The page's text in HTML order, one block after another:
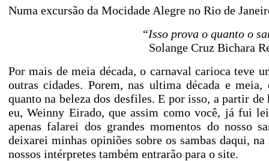
Numa excursão da Mocidade Alegre no Rio de
“Isso prova o quanto o
Solange Cruz Bichara
Por mais de meia década, o carnaval carioca teve
outras cidades. Porem, nas ultima década e
quanto na beleza dos desfiles. E por isso, a partir
eu, Weinny Eirado, que assim como você, já fui
apenas falarei dos grandes momentos do nosso
deixarei minhas opiniões sobre os sambas daqui,
nossos intérpretes também entrarão para o site.